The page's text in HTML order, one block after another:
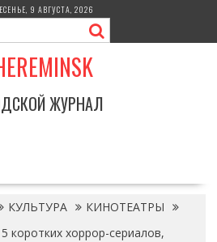
9 АВГУСТА, 2026
ЖУРНАЛ
КУЛЬТУРА
КИНОТЕАТРЫ
коротких хоррор-сериалов,